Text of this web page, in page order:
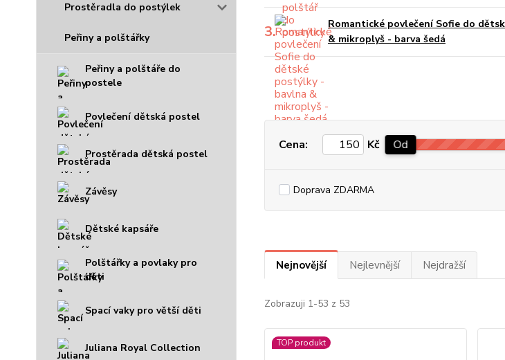
Prostěradla do postýlek
Peřiny a polštářky
Peřiny a polštáře do
postele
Povlečení dětská postel
Prostěrada dětská postel
Závěsy
Dětské kapsáře
Polštářky a povlaky pro
děti
Spací vaky pro větší děti
Juliana Royal Collection
3.
Romantické povlečení Sofie do
& mikroplyš - barva šedá
Cena: Kč Od
Doprava ZDARMA
Nejnovější Nejlevnější Nejdražší
Zobrazuji 1-53 z 53
TOP produkt